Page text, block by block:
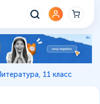
11 класс